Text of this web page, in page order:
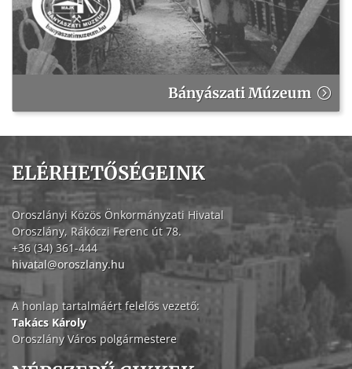
Bányászati Múzeum
ELÉRHETŐSÉGEINK
Oroszlányi Közös Önkormányzati Hivatal
Oroszlány, Rákóczi Ferenc út 78.
+36 (34) 361-444
hivatal@oroszlany.hu
A honlap tartalmáért felelős vezető:
Takács Károly
Oroszlány Város polgármestere